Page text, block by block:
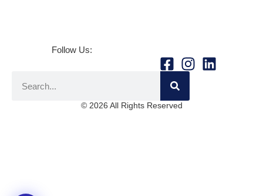
Follow Us:
© 2026 All Rights Reserved